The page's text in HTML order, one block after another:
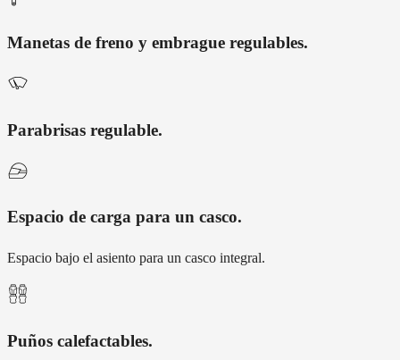
Manetas de freno y embrague regulables.
Parabrisas regulable.
Espacio de carga para un casco.
Espacio bajo el asiento para un casco integral.
Puños calefactables.